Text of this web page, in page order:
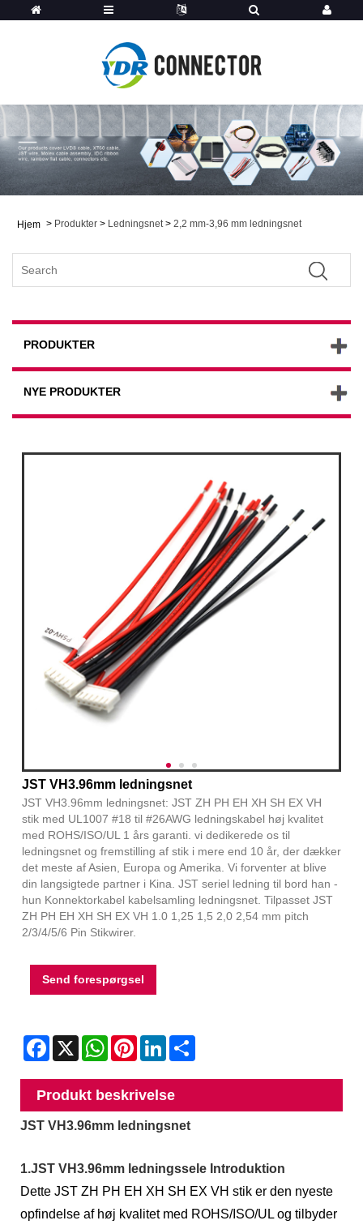
Hjem > Produkter > Ledningsnet > 2,2 mm-3,96 mm ledningsnet
PRODUKTER
NYE PRODUKTER
JST VH3.96mm ledningsnet
JST VH3.96mm ledningsnet: JST ZH PH EH XH SH EX VH
stik med UL1007 #18 til #26AWG ledningskabel høj kvalitet
med ROHS/ISO/UL 1 års garanti. vi dedikerede os til
ledningsnet og fremstilling af stik i mere end 10 år, der dækker
det meste af Asien, Europa og Amerika. Vi forventer at blive
din langsigtede partner i Kina. JST seriel ledning til bord han -
hun Konnektorkabel kabelsamling ledningsnet. Tilpasset JST
ZH PH EH XH SH EX VH 1.0 1,25 1,5 2,0 2,54 mm pitch
2/3/4/5/6 Pin Stikwirer.
Send forespørgsel
Facebook
X WhatsAppPinterestLinkedIn
Produkt beskrivelse
JST VH3.96mm ledningsnet
1.JST VH3.96mm ledningssele Introduktion
Dette JST ZH PH EH XH SH EX VH stik er den nyeste
opfindelse af høj kvalitet med ROHS/ISO/UL og tilbyder